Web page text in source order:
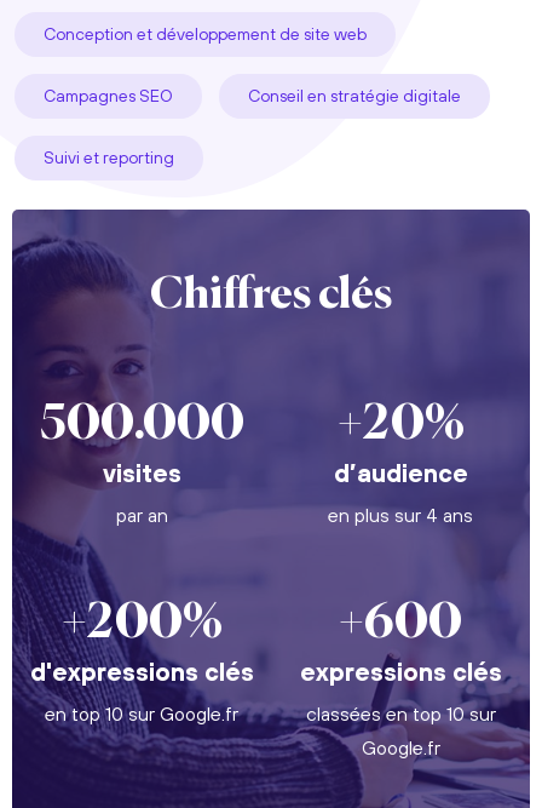
Conception et développement de site web
Campagnes SEO Conseil en stratégie digitale
Suivi et reporting
Chiffres clés
500.000
visites
par an
+20%
d’audience
en plus sur 4 ans
+200%
d'expressions clés
en top 10 sur Google.fr
+600
expressions clés
classées en top 10 sur
Google.fr